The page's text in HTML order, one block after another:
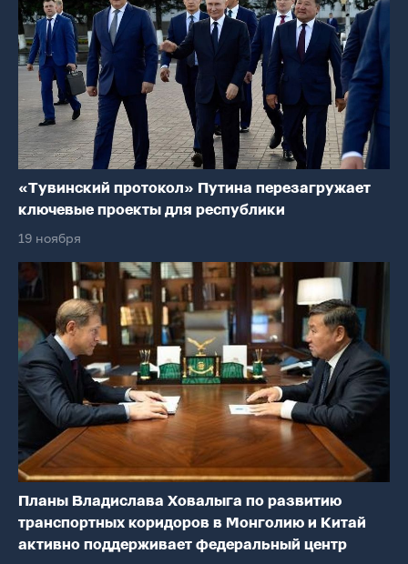
«Тувинский протокол» Путина перезагружает
ключевые проекты для республики
19 ноября
Планы Владислава Ховалыга по развитию
транспортных коридоров в Монголию и Китай
активно поддерживает федеральный центр